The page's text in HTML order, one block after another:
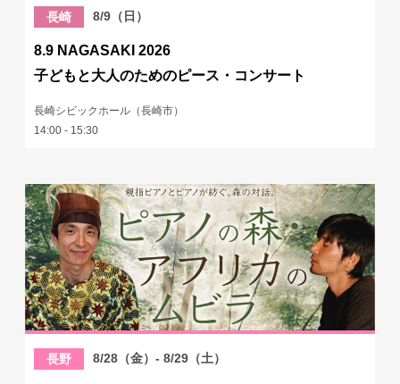
長崎 8/9（日）
8.9 NAGASAKI 2026
子どもと大人のためのピース・コンサート
長崎シビックホール（長崎市）
14:00 - 15:30
長野 8/28（金）- 8/29（土）